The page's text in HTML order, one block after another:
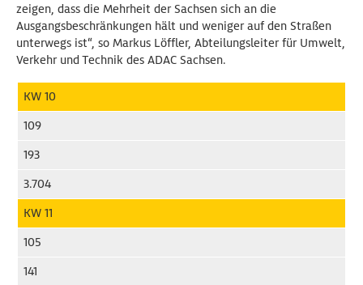
zeigen, dass die Mehrheit der Sachsen sich an die
Ausgangsbeschränkungen hält und weniger auf den Straßen
unterwegs ist“, so Markus Löffler, Abteilungsleiter für Umwelt,
Verkehr und Technik des ADAC Sachsen.
KW 10
109
193
3.704
KW 11
105
141